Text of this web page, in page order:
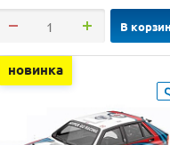
В
новинка